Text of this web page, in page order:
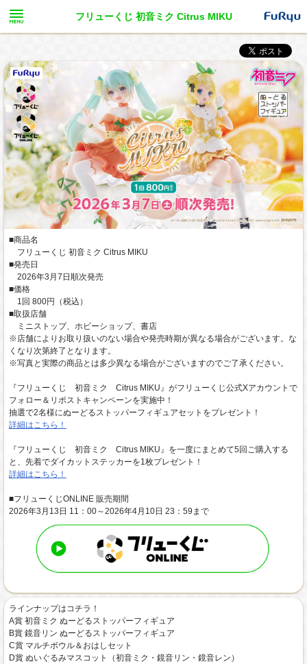
フリューくじ 初音ミク Citrus MIKU
■商品名
フリューくじ 初音ミク Citrus MIKU
■発売日
2026年3月7日順次発売
■価格
1回 800円（税込）
■取扱店舗
ミニストップ、ホビーショップ、書店
※店舗によりお取り扱いのない場合や発売時期が異なる場合がございます。な
くなり次第終了となります。
※写真と実際の商品とは多少異なる場合がございますのでご了承ください。
『フリューくじ 初音ミク Citrus MIKU』がフリューくじ公式Xアカウントで
フォロー＆リポストキャンペーンを実施中！
抽選で2名様にぬーどるストッパーフィギュアセットをプレゼント！
詳細はこちら！
『フリューくじ 初音ミク Citrus MIKU』を一度にまとめて5回ご購入する
と、先着でダイカットステッカーを1枚プレゼント！
詳細はこちら！
■フリューくじONLINE 販売期間
2026年3月13日 11：00～2026年4月10日 23：59まで
ラインナップはコチラ！
A賞 初音ミク ぬーどるストッパーフィギュア
B賞 鏡音リン ぬーどるストッパーフィギュア
C賞 マルチボウル＆おはしセット
D賞 ぬいぐるみマスコット（初音ミク・鏡音リン・鏡音レン）